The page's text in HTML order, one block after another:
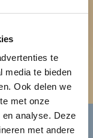
te
media te bieden
Ook delen we
met onze
analyse. Deze
met andere